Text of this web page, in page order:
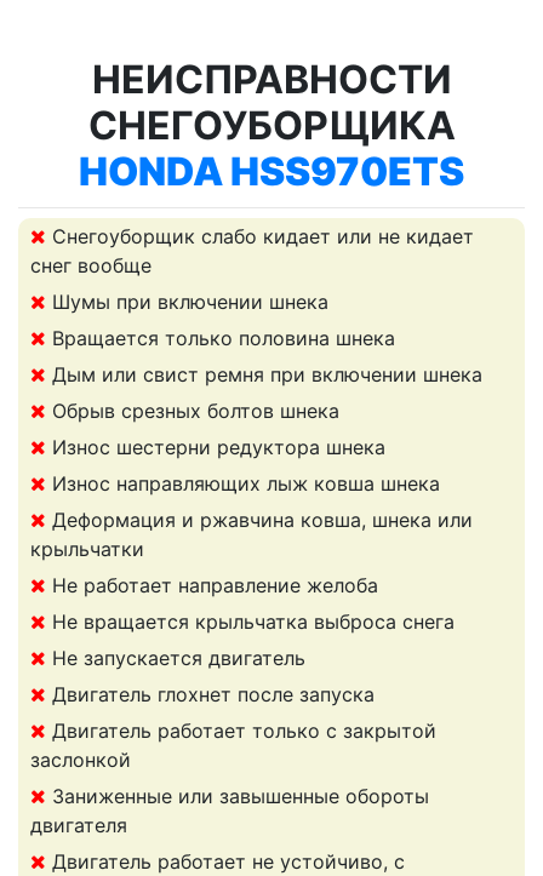
НЕИСПРАВНОСТИ
СНЕГОУБОРЩИКА
HONDA HSS970ETS
Снегоуборщик слабо кидает или не кидает
снег вообще
Шумы при включении шнека
Вращается только половина шнека
Дым или свист ремня при включении шнека
Обрыв срезных болтов шнека
Износ шестерни редуктора шнека
Износ направляющих лыж ковша шнека
Деформация и ржавчина ковша, шнека или
крыльчатки
Не работает направление желоба
Не вращается крыльчатка выброса снега
Не запускается двигатель
Двигатель глохнет после запуска
Двигатель работает только с закрытой
заслонкой
Заниженные или завышенные обороты
двигателя
Двигатель работает не устойчиво, с